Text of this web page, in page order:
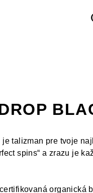
talizman pre tvoje
spins“ a zrazu je
organická